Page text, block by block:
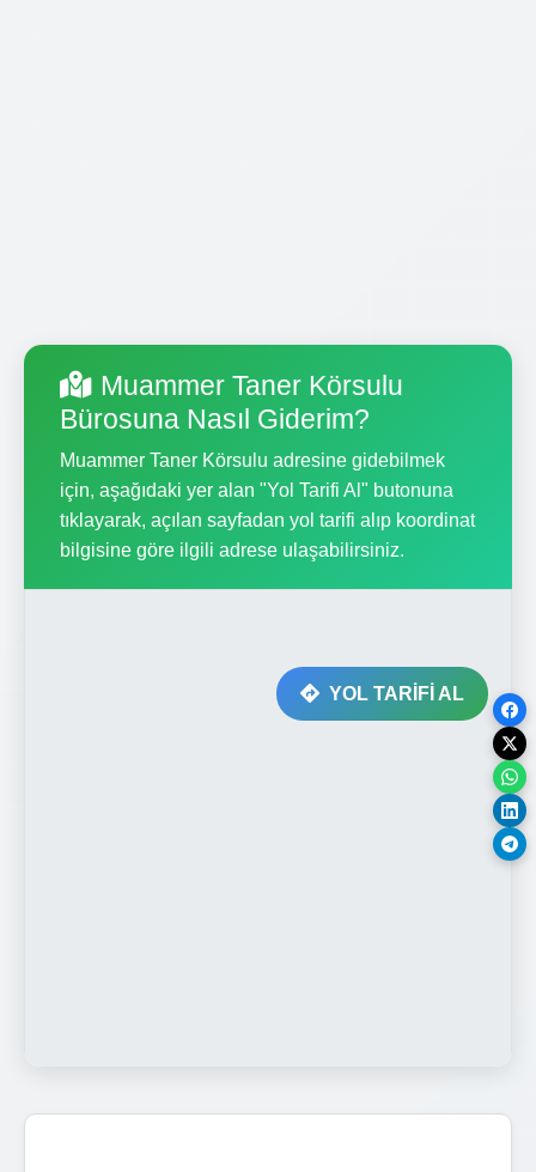
Muammer Taner Körsulu
Bürosuna Nasıl Giderim?
Muammer Taner Körsulu adresine gidebilmek
için, aşağıdaki yer alan "Yol Tarifi Al" butonuna
tıklayarak, açılan sayfadan yol tarifi alıp koordinat
bilgisine göre ilgili adrese ulaşabilirsiniz.
YOL TARİFİ AL